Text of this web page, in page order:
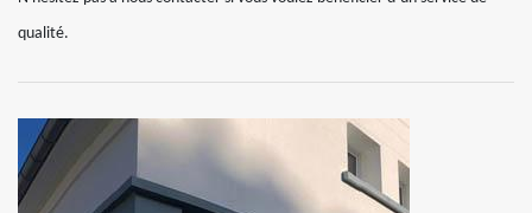
qualité.